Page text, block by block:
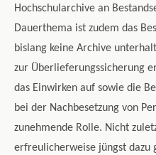
Hochschularchive an
Dauerthema ist zudem das
bislang keine Archive
zur Überlieferungssicherung
das Einwirken auf sowie die
bei der Nachbesetzung von
zunehmende Rolle. Nicht
erfreulicherweise jüngst dazu